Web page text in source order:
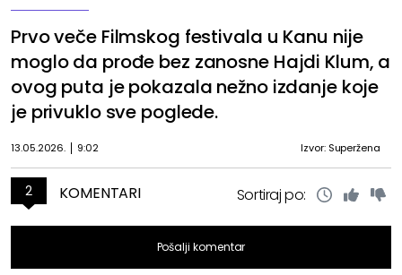
Prvo veče Filmskog festivala u Kanu nije
moglo da prođe bez zanosne Hajdi Klum, a
ovog puta je pokazala nežno izdanje koje
je privuklo sve poglede.
13.05.2026. 9:02 Izvor: Superžena
2 KOMENTARI Sortiraj po:
Pošalji komentar